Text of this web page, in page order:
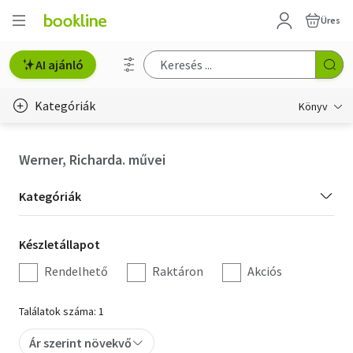
Üres
AI ajánló
Kategóriák Könyv
Hobbi, szabadidő
Irodalom
Művészet
Szakkönyv
Werner, Richarda. művei
Kategória
szűrés
Kategóriák
Készletállapot
szűrés
Készletállapot
Rendelhető
Raktáron Akciós
Találatok száma: 1
Ár szerint növekvő